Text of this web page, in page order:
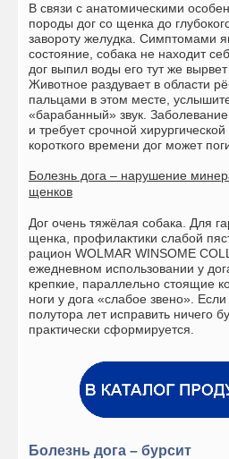
В связи с анатомическими
породы дог со щенка до
завороту желудка. Симптомами
состояние, собака не находит
дог выпил воды его тут же
Животное раздувает в области
пальцами в этом месте,
«барабанный» звук.
и требует срочной
короткого времени дог может
Болезнь дога – нарушение
щенков
Дог очень тяжёлая собака. Для
щенка, профилактики слабой
рацион WOLMAR WINSOME
ежедневном использовании у
крепкие, параллельно стоящие
ноги у дога «слабое звено».
полутора лет исправить ничего
практически сформируется.
Болезнь дога – бурсит